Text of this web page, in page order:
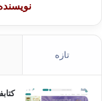
تازه